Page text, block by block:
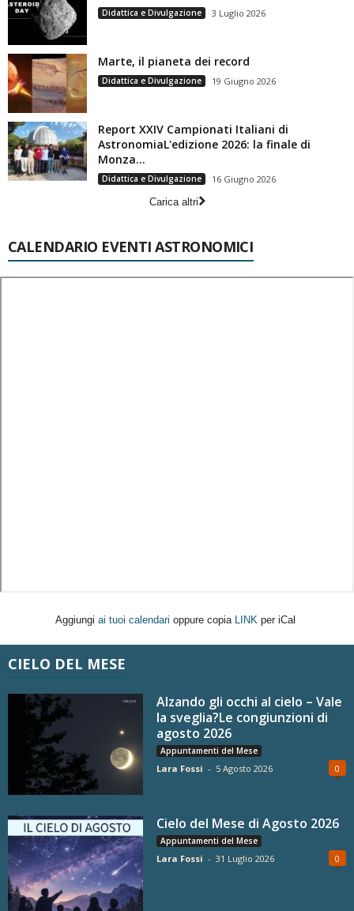
Didattica e Divulgazione 3 Luglio 2026
Marte, il pianeta dei record
Didattica e Divulgazione 19 Giugno 2026
Report XXIV Campionati Italiani di
AstronomiaL'edizione 2026: la finale di
Monza...
Didattica e Divulgazione
16 Giugno 2026
Carica altri
CALENDARIO EVENTI ASTRONOMICI
Aggiungi ai tuoi calendari oppure copia LINK per iCal
CIELO DEL MESE
Alzando gli occhi al cielo – Vale
la sveglia?Le congiunzioni di
agosto 2026
Appuntamenti del Mese
Lara Fossi - 5 Agosto 2026 0
Cielo del Mese di Agosto 2026
Appuntamenti del Mese
Lara Fossi - 31 Luglio 2026 0